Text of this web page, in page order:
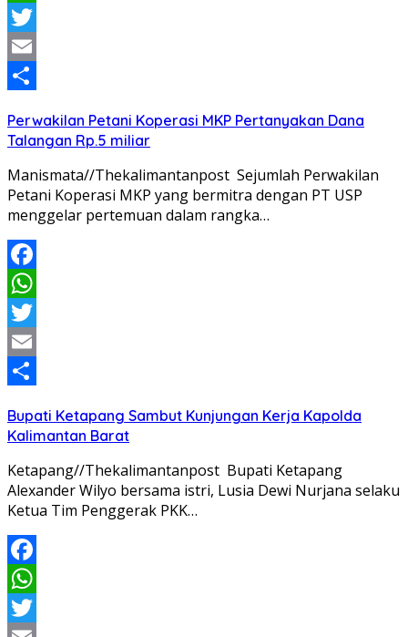
WhatsApp
Twitter
Email
Perwakilan Petani Koperasi MKP Pertanyakan Dana
Talangan Rp.5 miliar
Manismata//Thekalimantanpost Sejumlah Perwakilan
Petani Koperasi MKP yang bermitra dengan PT USP
menggelar pertemuan dalam rangka…
Facebook
WhatsApp
Twitter
Email
Bupati Ketapang Sambut Kunjungan Kerja Kapolda
Kalimantan Barat
Ketapang//Thekalimantanpost Bupati Ketapang
Alexander Wilyo bersama istri, Lusia Dewi Nurjana selaku
Ketua Tim Penggerak PKK…
Facebook
WhatsApp